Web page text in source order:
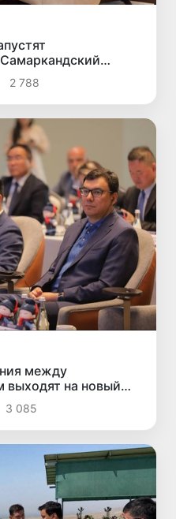
2 788
между
выходят на новый
3 085